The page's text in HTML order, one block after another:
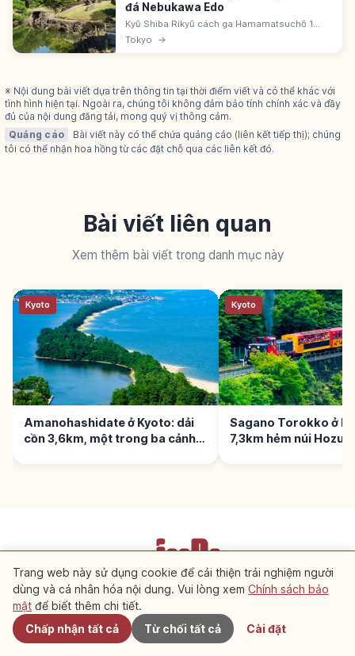
đá Nebukawa Edo
Kyū Shiba Rikyū cách ga Hamamatsuchō 1
phút, vườn daimyō Edo của Ōkubo Tadatomo
1678. Hồ thủy triều, đá Nebukawa từ Odawara,
Tokyo →
※ Nội dung bài viết dựa trên thông tin tại thời điểm viết và có thể khác với
tình hình hiện tại. Ngoài ra, chúng tôi không đảm bảo tính chính xác và đầy
đủ của nội dung đăng tải, mong quý vị thông cảm.
Quảng cáo
Bài viết này có thể chứa quảng cáo (liên kết tiếp thị); chúng
tôi có thể nhận hoa hồng từ các đặt chỗ qua các liên kết đó.
Bài viết liên quan
Xem thêm bài viết trong danh mục này
Kyoto
Amanohashidate ở Kyoto: dải
cồn 3,6km, một trong ba cảnh
Kyoto
Sagano Torokko ở
7,3km hẻm núi Hozu-
Gần đây
Điều khoản dịch vụChính sách bảo mậtCài đặt cookie
Copyright © 2026 JeePe Inc. All rights reserved.
Trang web này sử dụng cookie để cải thiện trải nghiệm người
dùng và cá nhân hóa nội dung. Vui lòng xem Chính sách bảo
mật để biết thêm chi tiết.
Chấp nhận tất cả
Từ chối tất cả Cài đặt